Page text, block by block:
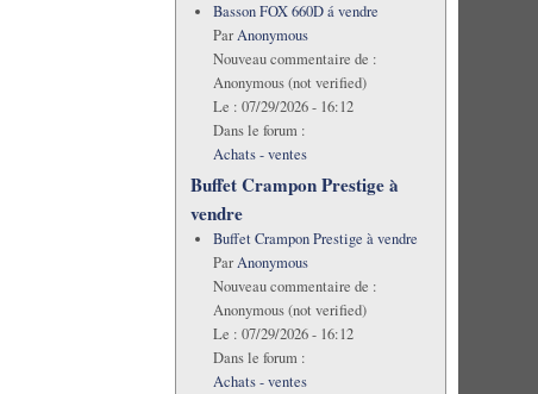
Basson FOX 660D á vendre
ParAnonymous
Nouveau commentaire de :
Anonymous (not verified)
Le : 07/29/2026 - 16:12
Dans le forum :
Achats - ventes
Buffet Crampon Prestige à
vendre
Buffet Crampon Prestige à vendre
ParAnonymous
Nouveau commentaire de :
Anonymous (not verified)
Le : 07/29/2026 - 16:12
Dans le forum :
Achats - ventes